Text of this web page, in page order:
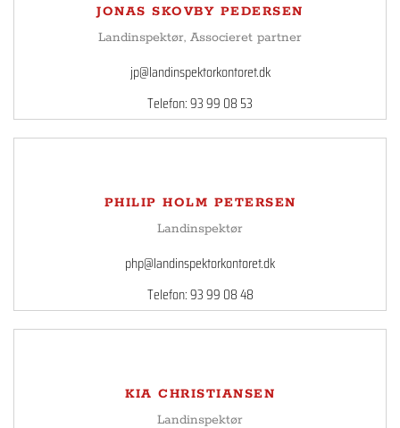
JONAS SKOVBY PEDERSEN
Landinspektør, Associeret partner
jp@landinspektorkontoret.dk
Telefon: 93 99 08 53
PHILIP HOLM PETERSEN
Landinspektør
php@landinspektorkontoret.dk
Telefon: 93 99 08 48
KIA CHRISTIANSEN
Landinspektør